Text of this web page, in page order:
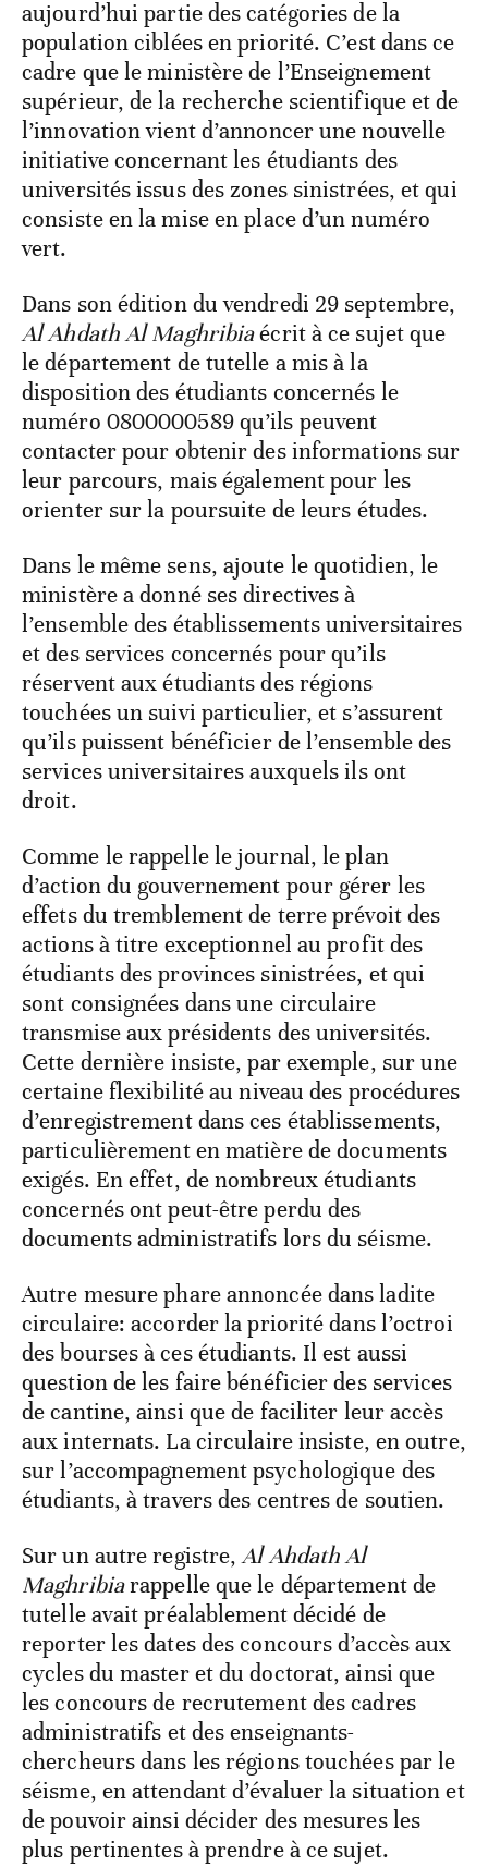
aujourd’hui partie des catégories de la
population ciblées en priorité. C’est dans ce
cadre que le ministère de l’Enseignement
supérieur, de la recherche scientifique et de
l’innovation vient d’annoncer une nouvelle
initiative concernant les étudiants des
universités issus des zones sinistrées, et qui
consiste en la mise en place d’un numéro
vert.
Dans son édition du vendredi 29 septembre,
Al Ahdath Al Maghribiaécrit à ce sujet que
le département de tutelle a mis à la
disposition des étudiants concernés le
numéro 0800000589 qu’ils peuvent
contacter pour obtenir des informations sur
leur parcours, mais également pour les
orienter sur la poursuite de leurs études.
Dans le même sens, ajoute le quotidien, le
ministère a donné ses directives à
l’ensemble des établissements universitaires
et des services concernés pour qu’ils
réservent aux étudiants des régions
touchées un suivi particulier, et s’assurent
qu’ils puissent bénéficier de l’ensemble des
services universitaires auxquels ils ont
droit.
Comme le rappelle le journal, le plan
d’action du gouvernement pour gérer les
effets du tremblement de terre prévoit des
actions à titre exceptionnel au profit des
étudiants des provinces sinistrées, et qui
sont consignées dans une circulaire
transmise aux présidents des universités.
Cette dernière insiste, par exemple, sur une
certaine flexibilité au niveau des procédures
d’enregistrement dans ces établissements,
particulièrement en matière de documents
exigés. En effet, de nombreux étudiants
concernés ont peut-être perdu des
documents administratifs lors du séisme.
Autre mesure phare annoncée dans ladite
circulaire: accorder la priorité dans l’octroi
des bourses à ces étudiants. Il est aussi
question de les faire bénéficier des services
de cantine, ainsi que de faciliter leur accès
aux internats. La circulaire insiste, en outre,
sur l’accompagnement psychologique des
étudiants, à travers des centres de soutien.
Sur un autre registre,Al Ahdath Al
Maghribiarappelle que le département de
tutelle avait préalablement décidé de
reporter les dates des concours d’accès aux
cycles du master et du doctorat, ainsi que
les concours de recrutement des cadres
administratifs et des enseignants-
chercheurs dans les régions touchées par le
séisme, en attendant d’évaluer la situation et
de pouvoir ainsi décider des mesures les
plus pertinentes à prendre à ce sujet.